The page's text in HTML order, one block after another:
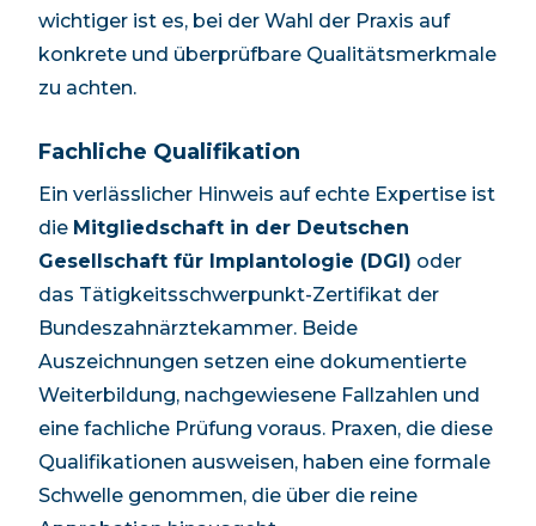
wichtiger ist es, bei der Wahl der Praxis auf
konkrete und überprüfbare Qualitätsmerkmale
zu achten.
Fachliche Qualifikation
Ein verlässlicher Hinweis auf echte Expertise ist
die Mitgliedschaft in der Deutschen
Gesellschaft für Implantologie (DGI) oder
das Tätigkeitsschwerpunkt-Zertifikat der
Bundeszahnärztekammer. Beide
Auszeichnungen setzen eine dokumentierte
Weiterbildung, nachgewiesene Fallzahlen und
eine fachliche Prüfung voraus. Praxen, die diese
Qualifikationen ausweisen, haben eine formale
Schwelle genommen, die über die reine